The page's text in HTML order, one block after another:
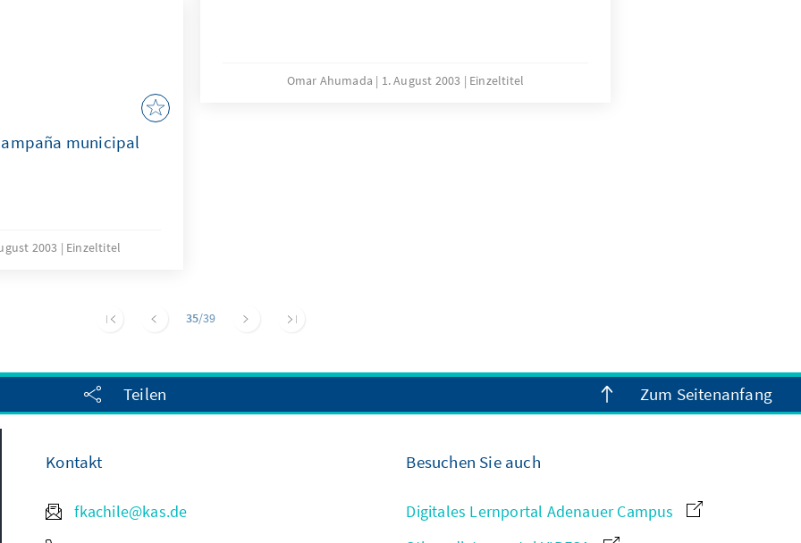
Omar Ahumada 1. August 2003 Einzeltitel
municipal
2003 Einzeltitel
35/39
Teilen Zum Seitenanfang
Kontakt
fkachile@kas.de
Besuchen Sie auch
Digitales Lernportal Adenauer Campus